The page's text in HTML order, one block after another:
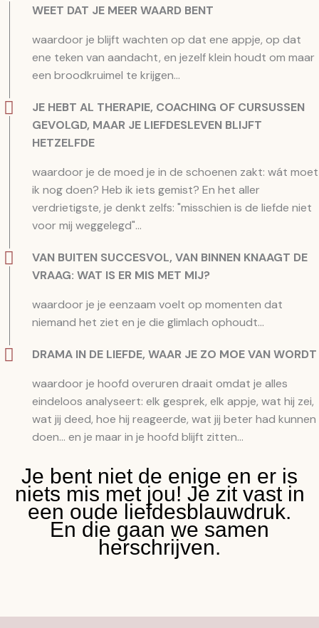
WEET DAT JE MEER WAARD BENT
waardoor je blijft wachten op dat ene appje, op dat
ene teken van aandacht, en jezelf klein houdt om maar
een broodkruimel te krijgen...
JE HEBT AL THERAPIE, COACHING OF CURSUSSEN
GEVOLGD, MAAR JE LIEFDESLEVEN BLIJFT
HETZELFDE
waardoor je de moed je in de schoenen zakt: wát moet
ik nog doen? Heb ik iets gemist? En het aller
verdrietigste, je denkt zelfs: "misschien is de liefde niet
voor mij weggelegd"...
VAN BUITEN SUCCESVOL, VAN BINNEN KNAAGT DE
VRAAG: WAT IS ER MIS MET MIJ?
waardoor je je eenzaam voelt op momenten dat
niemand het ziet en je die glimlach ophoudt...
DRAMA IN DE LIEFDE, WAAR JE ZO MOE VAN WORDT
waardoor je hoofd overuren draait omdat je alles
eindeloos analyseert: elk gesprek, elk appje, wat hij zei,
wat jij deed, hoe hij reageerde, wat jij beter had kunnen
doen… en je maar in je hoofd blijft zitten...
Je bent niet de enige en er is
niets mis met jou! Je zit vast in
een oude liefdesblauwdruk.
En die gaan we samen
herschrijven.